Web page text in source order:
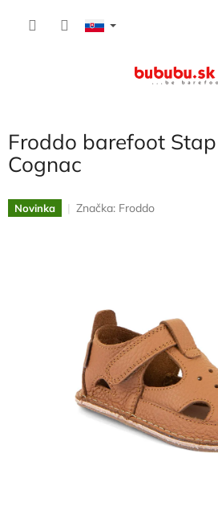
Froddo barefoot
Cognac
Novinka Značka: Froddo